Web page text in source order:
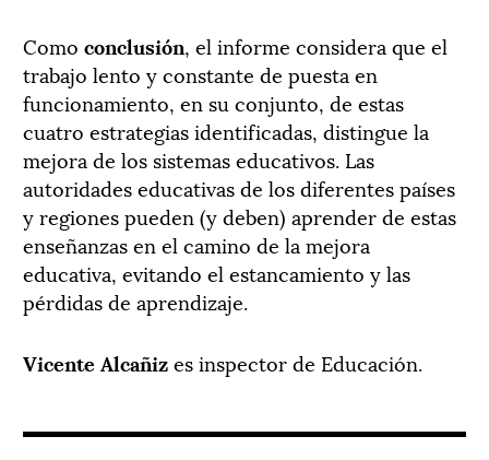
Como conclusión, el informe considera que el
trabajo lento y constante de puesta en
funcionamiento, en su conjunto, de estas
cuatro estrategias identificadas, distingue la
mejora de los sistemas educativos. Las
autoridades educativas de los diferentes países
y regiones pueden (y deben) aprender de estas
enseñanzas en el camino de la mejora
educativa, evitando el estancamiento y las
pérdidas de aprendizaje.
Vicente Alcañizes inspector de Educación.